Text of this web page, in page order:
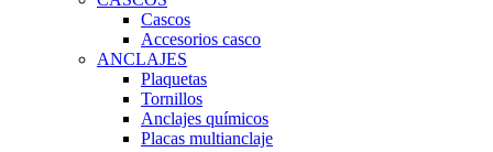
Cascos
Accesorios casco
ANCLAJES
Plaquetas
Tornillos
Anclajes químicos
Placas multianclaje